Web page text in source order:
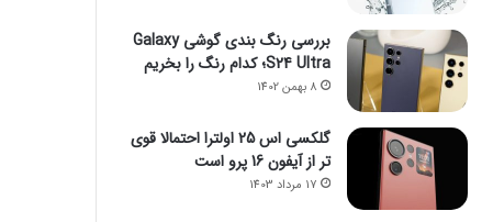
بررسی رنگ بندی گوشی Galaxy
S24 Ultra؛ کدام رنگ را بخریم
8 بهمن 1402
گلکسی اس 25 اولترا احتمالا قوی
تر از آیفون 16 پرو است
17 مرداد 1403